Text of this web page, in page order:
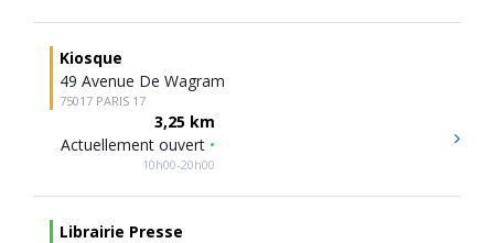
Kiosque
49 Avenue De Wagram
75017 PARIS 17
3,25 km
Actuellement ouvert •
10h00-20h00
Librairie Presse